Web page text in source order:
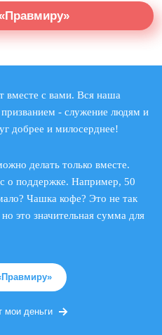
вместе с вами. Вся наша
- служение людям и
добрее и милосерднее!
делать только вместе.
о поддержке. Например, 50
Чашка кофе? Это не так
это значительная сумма для
мои деньги